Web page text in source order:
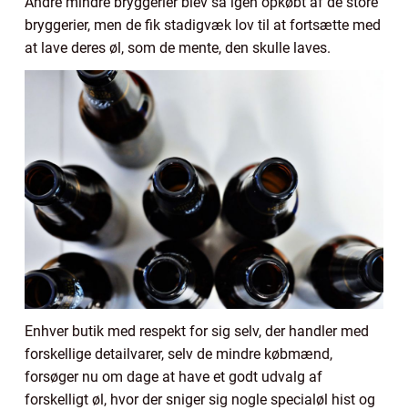
bryggerier, men de fik stadigvæk lov til at fortsætte med
at lave deres øl, som de mente, den skulle laves.
Enhver butik med respekt for sig selv, der handler med
forskellige detailvarer, selv de mindre købmænd,
forsøger nu om dage at have et godt udvalg af
forskelligt øl, hvor der sniger sig nogle specialøl hist og